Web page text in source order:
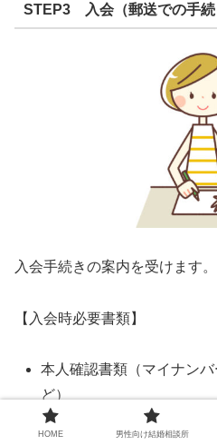
STEP3 入会（郵送での手続
入会手続きの案内を受けます。
【入会時必要書類】
本人確認書類（マイナン
ど）
独身証明書(3カ月以内に発
HOME 男性向け結婚相談所